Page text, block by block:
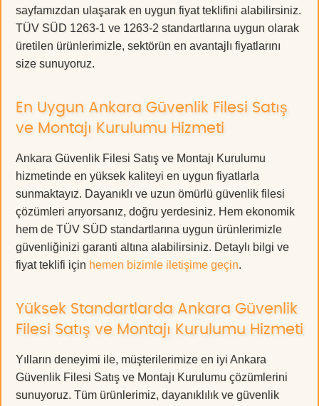
sayfamızdan ulaşarak en uygun fiyat teklifini alabilirsiniz.
TÜV SÜD 1263-1 ve 1263-2 standartlarına uygun olarak
üretilen ürünlerimizle, sektörün en avantajlı fiyatlarını
size sunuyoruz.
En Uygun Ankara Güvenlik Filesi Satış
ve Montajı Kurulumu Hizmeti
Ankara Güvenlik Filesi Satış ve Montajı Kurulumu
hizmetinde en yüksek kaliteyi en uygun fiyatlarla
sunmaktayız. Dayanıklı ve uzun ömürlü güvenlik filesi
çözümleri arıyorsanız, doğru yerdesiniz. Hem ekonomik
hem de TÜV SÜD standartlarına uygun ürünlerimizle
güvenliğinizi garanti altına alabilirsiniz. Detaylı bilgi ve
fiyat teklifi için hemen bizimle iletişime geçin.
Yüksek Standartlarda Ankara Güvenlik
Filesi Satış ve Montajı Kurulumu Hizmeti
Yılların deneyimi ile, müşterilerimize en iyi Ankara
Güvenlik Filesi Satış ve Montajı Kurulumu çözümlerini
sunuyoruz. Tüm ürünlerimiz, dayanıklılık ve güvenlik